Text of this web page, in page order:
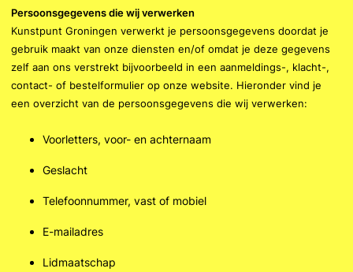
Persoonsgegevens die wij verwerken
Kunstpunt Groningen verwerkt je persoonsgegevens doordat je
gebruik maakt van onze diensten en/of omdat je deze gegevens
zelf aan ons verstrekt bijvoorbeeld in een aanmeldings-, klacht-,
contact- of bestelformulier op onze website. Hieronder vind je
een overzicht van de persoonsgegevens die wij verwerken:
Voorletters, voor- en achternaam
Geslacht
Telefoonnummer, vast of mobiel
E-mailadres
Lidmaatschap